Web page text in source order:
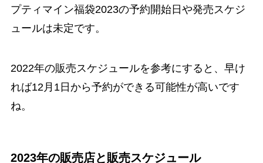
プティマイン福袋2023の予約開始日や発売スケジ
ュールは未定です。
2022年の販売スケジュールを参考にすると、早け
れば12月1日から予約ができる可能性が高いです
ね。
2023年の販売店と販売スケジュール